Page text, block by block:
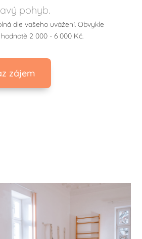
pohyb.
dle vašeho uvážení. Obvykle
2 000 - 6 000 Kč.
zájem